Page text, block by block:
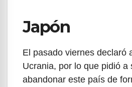
Japón
El pasado viernes declaró
Ucrania, por lo que pidió a
abandonar este país de